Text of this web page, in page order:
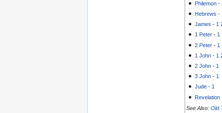
Philemon -
Hebrews -
James - 1
1 Peter -1
2 Peter - 1
1 John - 1
2 John - 1
3 John - 1
Jude -1
Revelation
See Also: Old